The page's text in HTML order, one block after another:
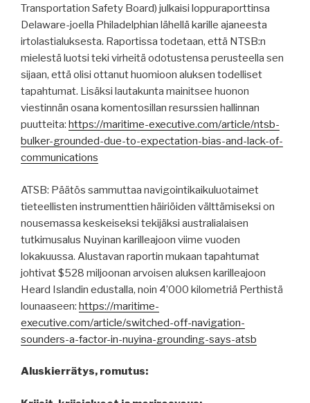
Transportation Safety Board) julkaisi loppuraporttinsa
Delaware-joella Philadelphian lähellä karille ajaneesta
irtolastialuksesta. Raportissa todetaan, että NTSB:n
mielestä luotsi teki virheitä odotustensa perusteella sen
sijaan, että olisi ottanut huomioon aluksen todelliset
tapahtumat. Lisäksi lautakunta mainitsee huonon
viestinnän osana komentosillan resurssien hallinnan
puutteita: https://maritime-executive.com/article/ntsb-
bulker-grounded-due-to-expectation-bias-and-lack-of-
communications
ATSB: Päätös sammuttaa navigointikaikuluotaimet
tieteellisten instrumenttien häiriöiden välttämiseksi on
nousemassa keskeiseksi tekijäksi australialaisen
tutkimusalus Nuyinan karilleajoon viime vuoden
lokakuussa. Alustavan raportin mukaan tapahtumat
johtivat $528 miljoonan arvoisen aluksen karilleajoon
Heard Islandin edustalla, noin 4’000 kilometriä Perthistä
lounaaseen: https://maritime-
executive.com/article/switched-off-navigation-
sounders-a-factor-in-nuyina-grounding-says-atsb
Aluskierrätys, romutus: